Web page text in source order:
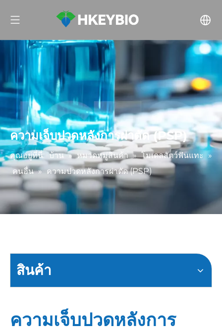
ความเจ็บปวดหลังการผ่าตัด (PSP)
คุณอยู่ที่นี่: บ้าน » หมวดหมู่สินค้า » โมเดลสัตว์ฟันแทะ »
คนอื่น » ความปวดหลังการผ่าตัด (PSP)
สินค้า
ความเจ็บปวดหลังการ